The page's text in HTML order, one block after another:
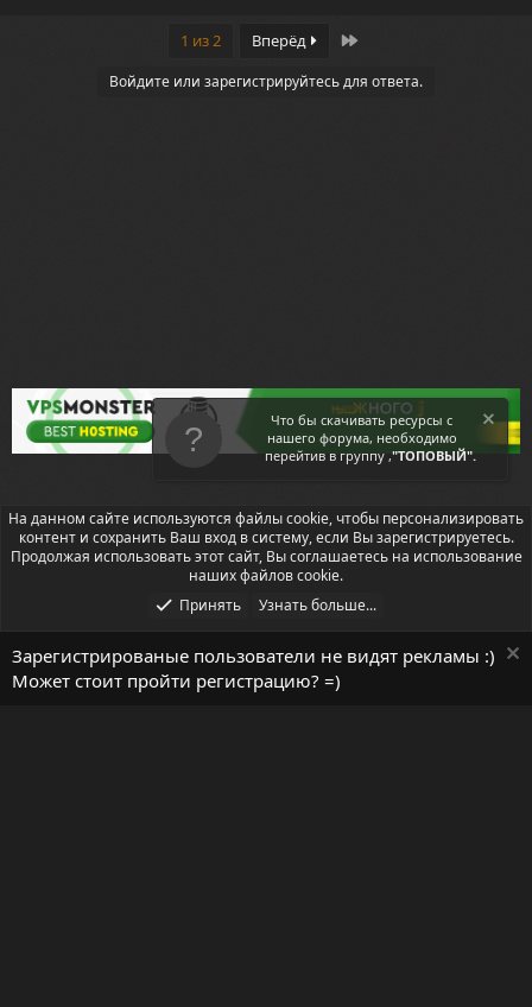
1 из 2 Вперёд Last
Войдите или зарегистрируйтесь для ответа.
Ресурсы сети
Что бы скачивать ресурсы с
нашего форума, необходимо
перейтив в группу ,"ТОПОВЫЙ".
На данном сайте используются файлы cookie, чтобы персонализировать
контент и сохранить Ваш вход в систему, если Вы зарегистрируетесь.
Продолжая использовать этот сайт, Вы соглашаетесь на использование
наших файлов cookie.
Принять
Узнать больше...
Зарегистрированые пользователи не видят рекламы :)
Может стоит пройти регистрацию? =)